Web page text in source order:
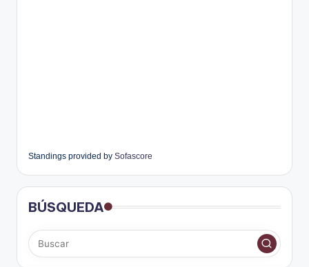
Standings provided by Sofascore
BÚSQUEDA